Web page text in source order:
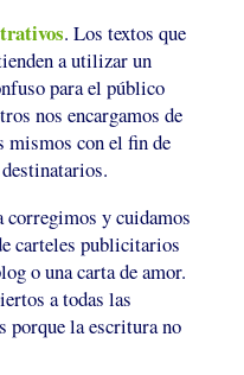
. Los textos que
a utilizar un
para el público
nos encargamos de
mismos con el fin de
corregimos y cuidamos
carteles publicitarios
o una carta de amor.
a todas las
porque la escritura no